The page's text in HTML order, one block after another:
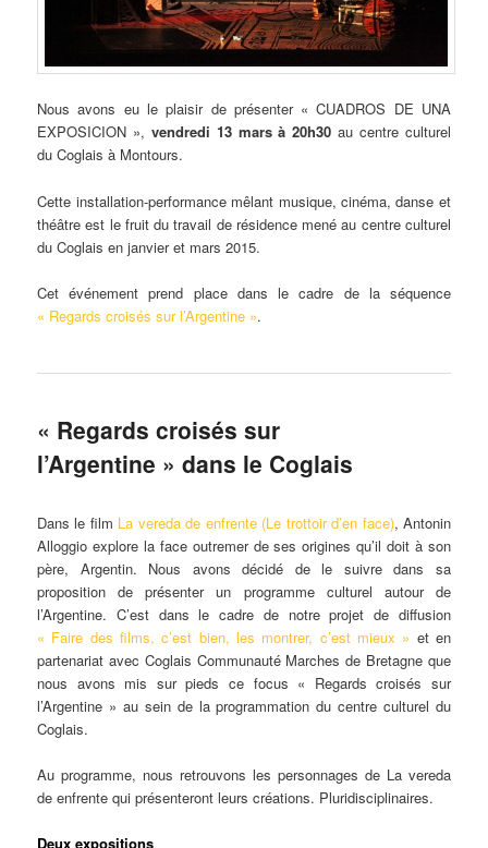
Nous avons eu le plaisir de présenter « CUADROS DE UNA
EXPOSICION », vendredi 13 mars à 20h30 au centre culturel
du Coglais à Montours.
Cette installation-performance mêlant musique, cinéma, danse et
théâtre est le fruit du travail de résidence mené au centre culturel
du Coglais en janvier et mars 2015.
Cet événement prend place dans le cadre de la séquence
« Regards croisés sur l’Argentine ».
« Regards croisés sur
l’Argentine » dans le Coglais
Dans le film La vereda de enfrente (Le trottoir d’en face), Antonin
Alloggio explore la face outremer de ses origines qu’il doit à son
père, Argentin. Nous avons décidé de le suivre dans sa
proposition de présenter un programme culturel autour de
l’Argentine. C’est dans le cadre de notre projet de diffusion
« Faire des films, c’est bien, les montrer, c’est mieux » et en
partenariat avec Coglais Communauté Marches de Bretagne que
nous avons mis sur pieds ce focus « Regards croisés sur
l’Argentine » au sein de la programmation du centre culturel du
Coglais.
Au programme, nous retrouvons les personnages de La vereda
de enfrente qui présenteront leurs créations. Pluridisciplinaires.
Deux expositions